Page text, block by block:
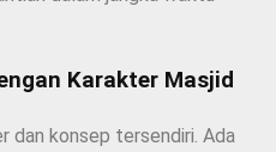
Karakter Masjid
dan konsep tersendiri. Ada